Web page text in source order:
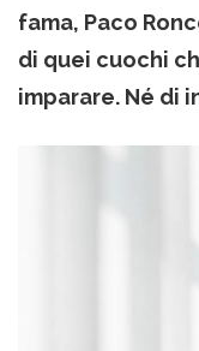
fama, Paco
di quei cuochi
imparare. Né di